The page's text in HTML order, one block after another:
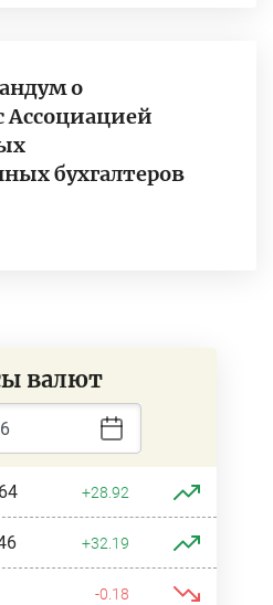
о
Ассоциацией
бухгалтеров
валют
+28.92
+32.19
-0.18